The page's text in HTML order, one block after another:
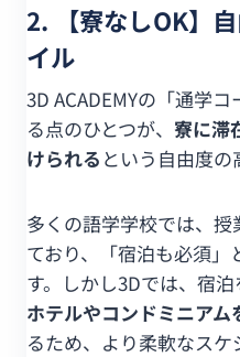
2. 【寮なしOK】
イル
3D ACADEMYの「通学
る点のひとつが、 寮に滞
けられる という自由度の
多くの語学学校では、
ており、「宿泊も必須
す。しかし3Dでは、宿泊
ホテルやコンドミニアム
るため、より柔軟なスケ